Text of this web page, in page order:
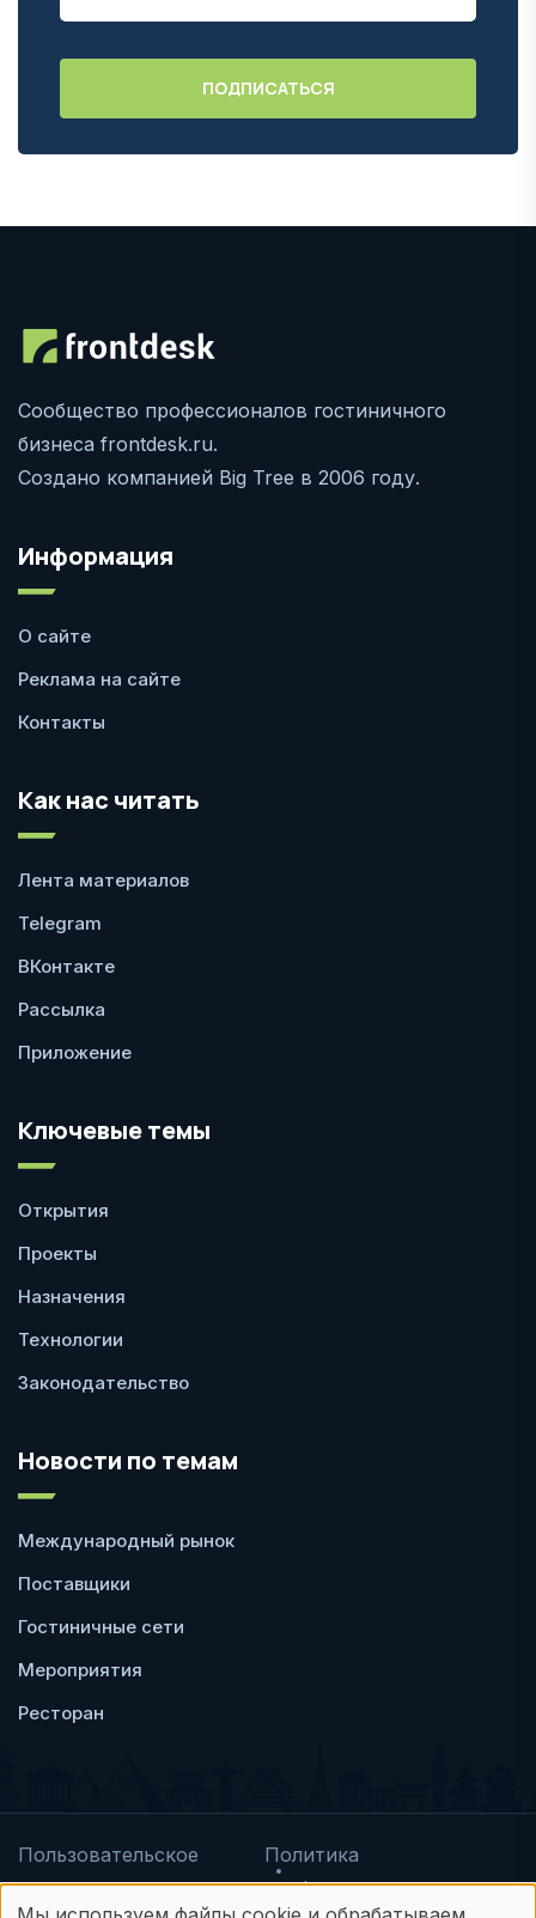
Сообщество профессионалов гостиничного
бизнеса frontdesk.ru.
Создано компанией Big Tree в 2006 году.
Информация
О сайте
Реклама на сайте
Контакты
Как нас читать
Лента материалов
Telegram
ВКонтакте
Рассылка
Приложение
Ключевые темы
Открытия
Проекты
Назначения
Технологии
Законодательство
Новости по темам
Международный рынок
Поставщики
Гостиничные сети
Мероприятия
Ресторан
Пользовательское
соглашение
Политика
конфиденциальности